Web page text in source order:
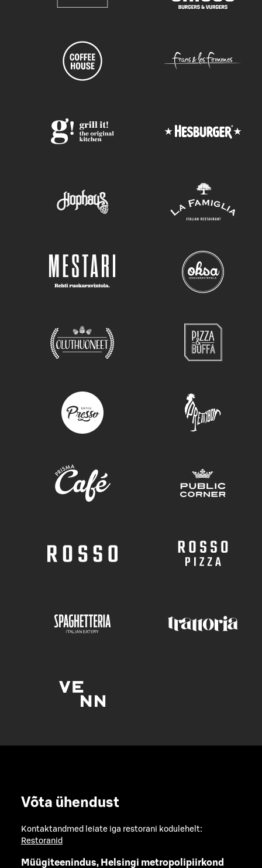
Võta ühendust
Kontaktandmed leiate iga restorani kodulehelt:
Restoranid
Müügiteenindus, Helsingi metropolipiirkond